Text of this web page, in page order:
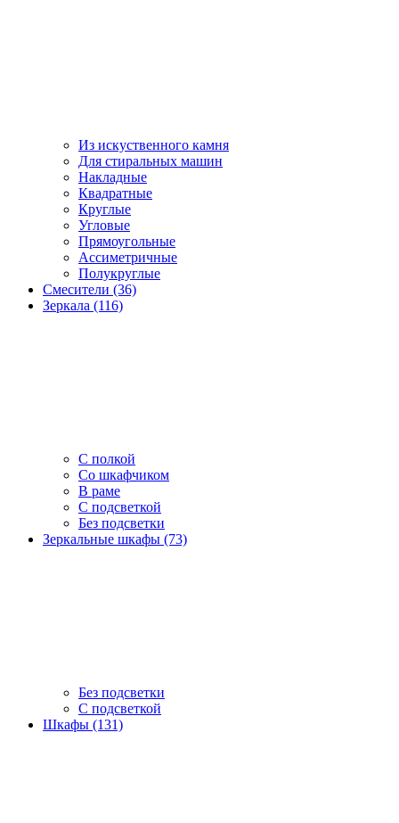
Из искуственного камня
Для стиральных машин
Накладные
Квадратные
Круглые
Угловые
Прямоугольные
Ассиметричные
Полукруглые
Смесители (36)
Зеркала (116)
С полкой
Со шкафчиком
В раме
С подсветкой
Без подсветки
Зеркальные шкафы (73)
Без подсветки
С подсветкой
Шкафы (131)